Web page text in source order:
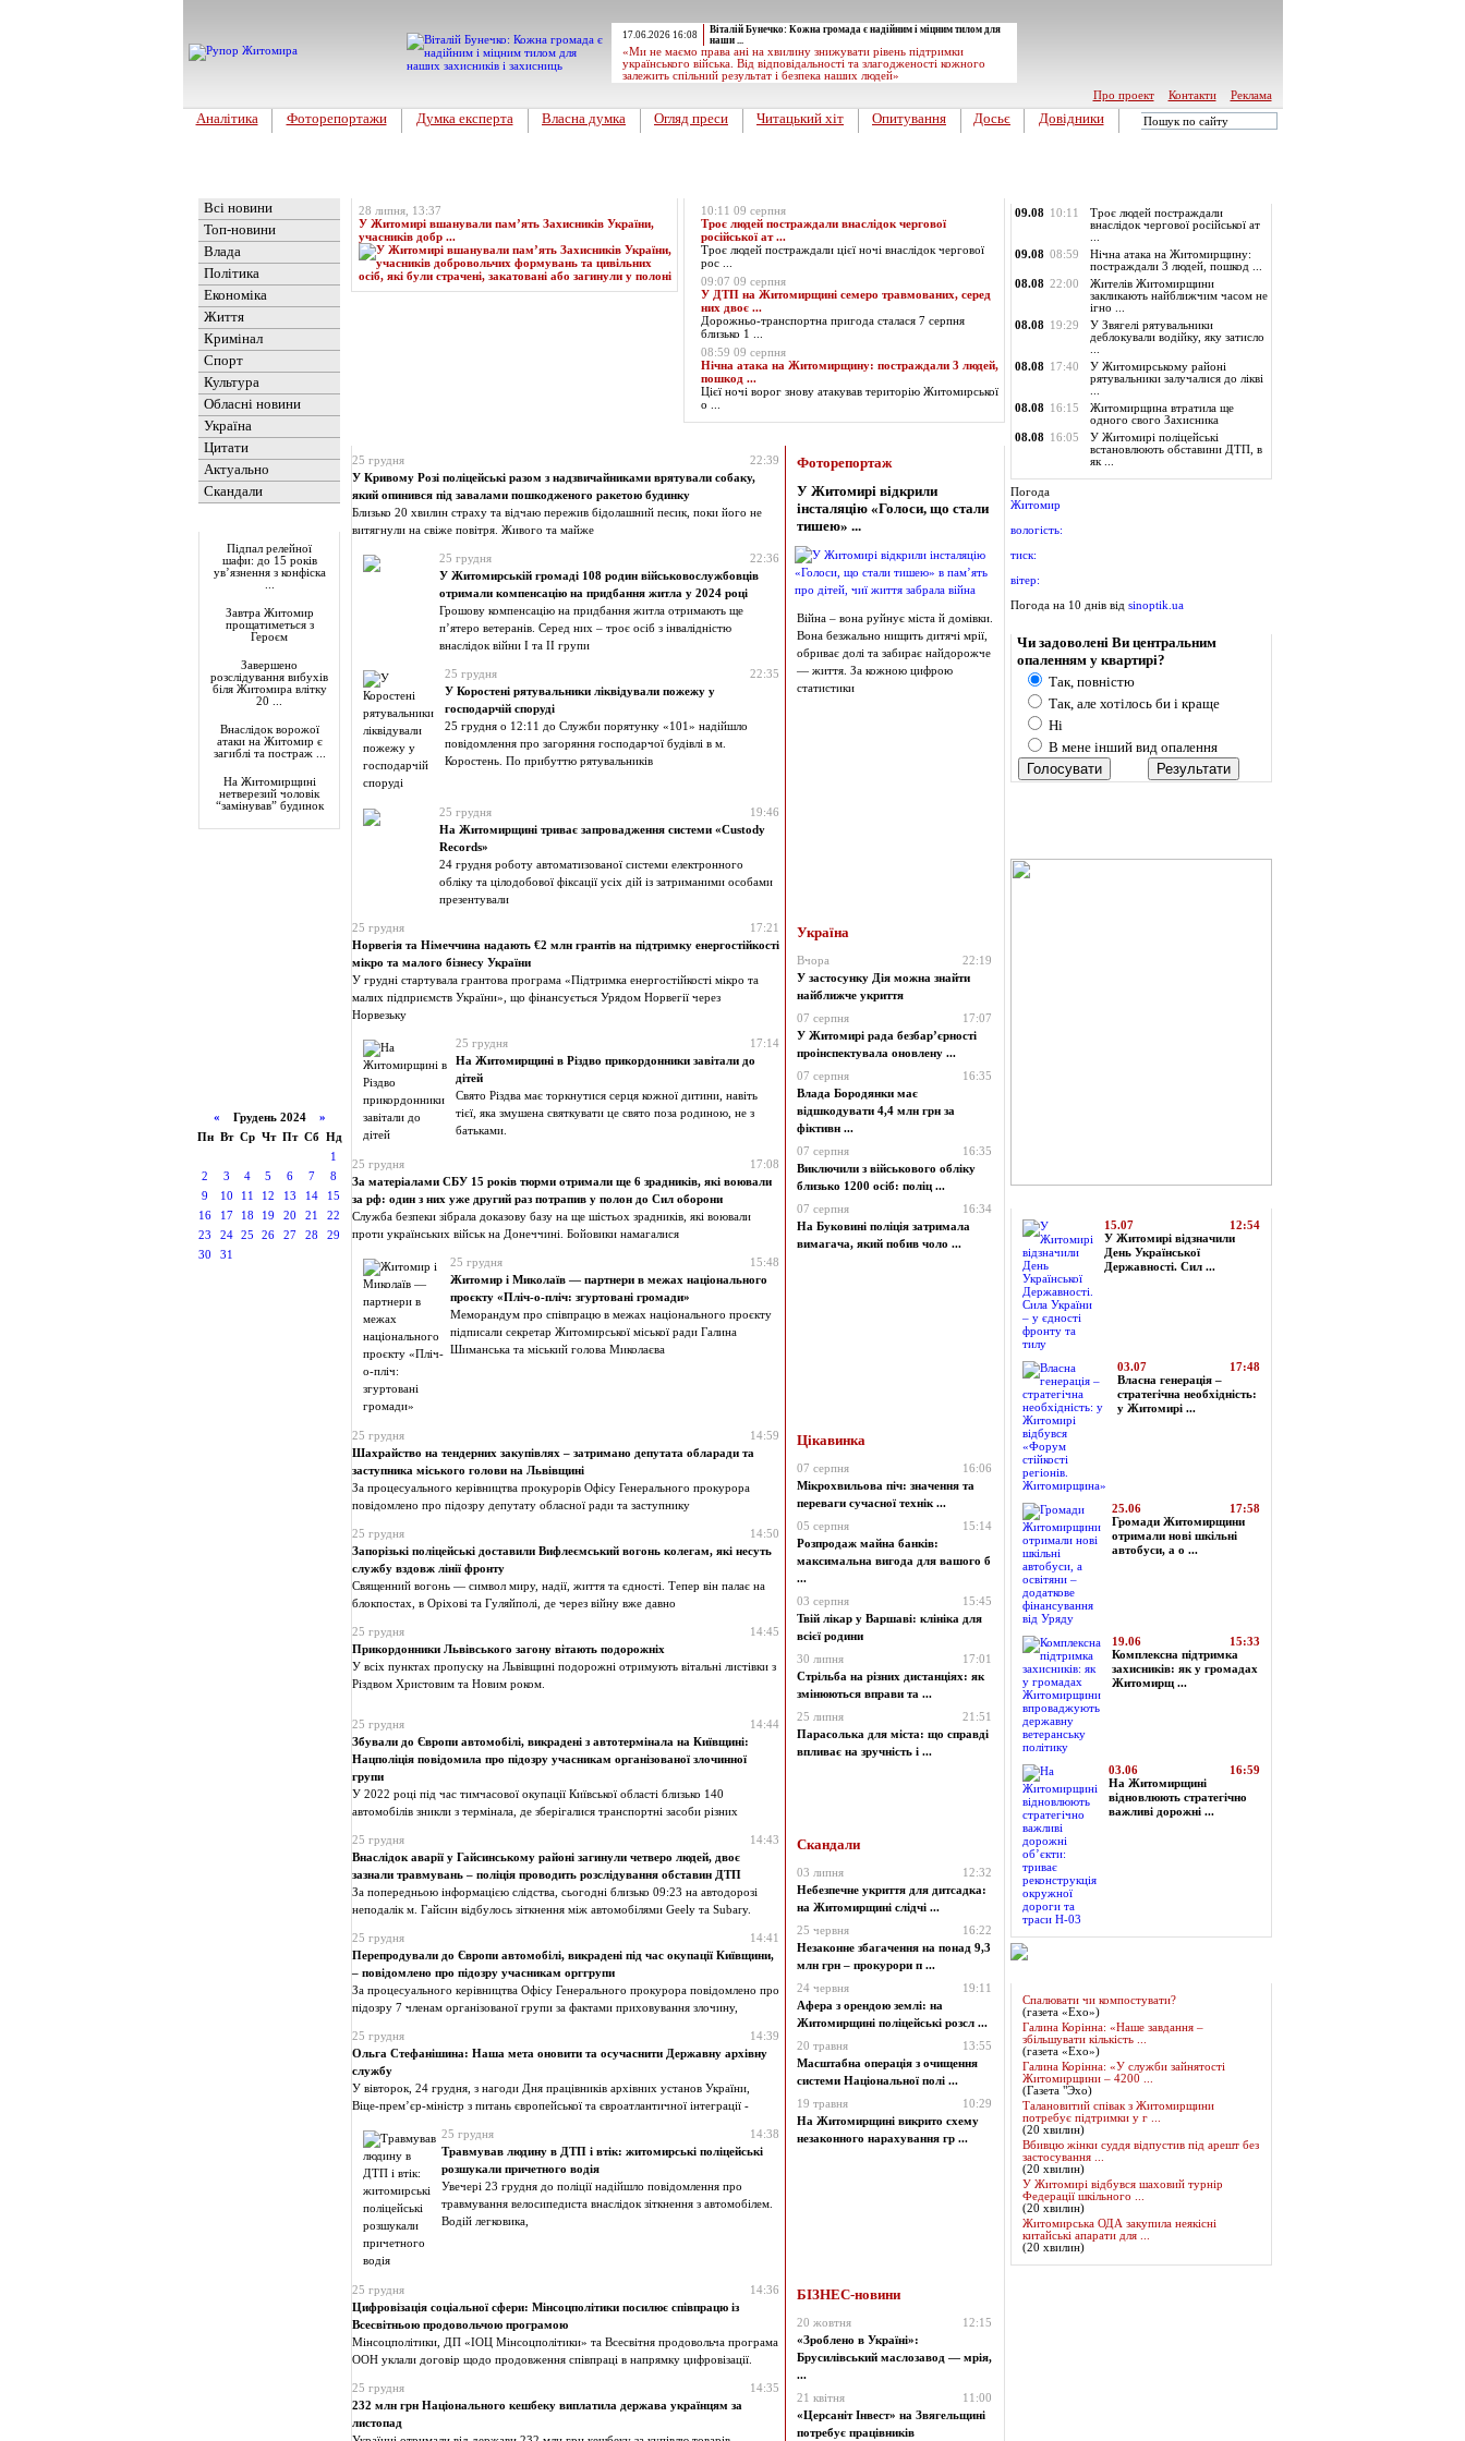
17.06.2026 16:08
Віталій Бунечко: Кожна громада є надійним і міцним тилом для
наши ...
«Ми не маємо права ані на хвилину знижувати рівень підтримки
українського війська. Від відповідальності та злагодженості кожного
залежить спільний результат і безпека наших людей»
Про проект
Контакти Реклама
Аналітика Фоторепортажи Думка експерта Власна думка Огляд преси Читацький хіт Опитування Досьє Довідники
Всі новини
Топ-новини
Влада
Політика
Економіка
Життя
Кримінал
Спорт
Культура
Обласні новини
Україна
Цитати
Актуально
Скандали
Підпал релейної
шафи: до 15 років
ув’язнення з конфіска
Завтра Житомир
прощатиметься з
Героєм
Завершено
розслідування вибухів
біля Житомира влітку
20 ...
Внаслідок ворожої
атаки на Житомир є
загиблі та постраж ...
На Житомирщині
нетверезий чоловік
“замінував” будинок
« Грудень 2024 »
Пн Вт Ср Чт Пт Сб Нд
1
2
3 4 5 6 7
8
9
10 11 12 13 14
15
16
17 18 19 20 21
22
23
24 25 26 27 28
29
30
31
28 липня, 13:37
У Житомирі вшанували пам’ять Захисників України,
учасників добр ...
10:11 09 серпня
Троє людей постраждали внаслідок чергової
російської ат ...
Троє людей постраждали цієї ночі внаслідок чергової
рос ...
09:07 09 серпня
У ДТП на Житомирщині семеро травмованих, серед
них двоє ...
Дорожньо-транспортна пригода сталася 7 серпня
близько 1 ...
08:59 09 серпня
Нічна атака на Житомирщину: постраждали 3 людей,
пошкод ...
Цієї ночі ворог знову атакував територію Житомирської
о ...
25 грудня
22:39
У Кривому Розі поліцейські разом з надзвичайниками врятували собаку,
який опинився під завалами пошкодженого ракетою будинку
Близько 20 хвилин страху та відчаю пережив бідолашний песик, поки його не
витягнули на свіже повітря. Живого та майже
Фоторепортаж
У Житомирі відкрили
інсталяцію «Голоси, що стали
тишею» ...
Війна – вона руйнує міста й домівки.
Вона безжально нищить дитячі мрії,
обриває долі та забирає найдорожче
— життя. За кожною цифрою
статистики
25 грудня
22:36
У Житомирській громаді 108 родин військовослужбовців
отримали компенсацію на придбання житла у 2024 році
Грошову компенсацію на придбання житла отримають ще
п’ятеро ветеранів. Серед них – троє осіб з інвалідністю
внаслідок війни І та ІІ групи
25 грудня
22:35
У Коростені рятувальники ліквідували пожежу у
господарчій споруді
25 грудня о 12:11 до Служби порятунку «101» надійшло
повідомлення про загоряння господарчої будівлі в м.
Коростень. По прибуттю рятувальників
25 грудня
19:46
На Житомирщині триває запровадження системи «Custody
Records»
24 грудня роботу автоматизованої системи електронного
обліку та цілодобової фіксації усіх дій із затриманими особами
презентували
25 грудня
17:21
Норвегія та Німеччина надають €2 млн грантів на підтримку енергостійкості
мікро та малого бізнесу України
У грудні стартувала грантова програма «Підтримка енергостійкості мікро та
малих підприємств України», що фінансується Урядом Норвегії через
Норвезьку
Україна
Вчора
22:19
У застосунку Дія можна знайти
найближче укриття
07 серпня
17:07
У Житомирі рада безбар’єрності
проінспектувала оновлену ...
07 серпня
16:35
Влада Бородянки має
відшкодувати 4,4 млн грн за
фіктивн ...
07 серпня
16:35
Виключили з військового обліку
близько 1200 осіб: поліц ...
07 серпня
16:34
На Буковині поліція затримала
вимагача, який побив чоло ...
25 грудня
17:14
На Житомирщині в Різдво прикордонники завітали до
дітей
Свято Різдва має торкнутися серця кожної дитини, навіть
тієї, яка змушена святкувати це свято поза родиною, не з
батьками.
25 грудня
17:08
За матеріалами СБУ 15 років тюрми отримали ще 6 зрадників, які воювали
за рф: один з них уже другий раз потрапив у полон до Сил оборони
Служба безпеки зібрала доказову базу на ще шістьох зрадників, які воювали
проти українських військ на Донеччині. Бойовики намагалися
25 грудня
15:48
Житомир і Миколаїв — партнери в межах національного
проєкту «Пліч-о-пліч: згуртовані громади»
Меморандум про співпрацю в межах національного проєкту
підписали секретар Житомирської міської ради Галина
Шиманська та міський голова Миколаєва
25 грудня
14:59
Шахрайство на тендерних закупівлях – затримано депутата обларади та
заступника міського голови на Львівщині
За процесуального керівництва прокурорів Офісу Генерального прокурора
повідомлено про підозру депутату обласної ради та заступнику
Цікавинка
07 серпня
16:06
Мікрохвильова піч: значення та
переваги сучасної технік ...
05 серпня
15:14
Розпродаж майна банків:
максимальна вигода для вашого б
...
03 серпня
15:45
Твій лікар у Варшаві: клініка для
всієї родини
30 липня
17:01
Стрільба на різних дистанціях: як
змінюються вправи та ...
25 липня
21:51
Парасолька для міста: що справді
впливає на зручність і ...
25 грудня
14:50
Запорізькі поліцейські доставили Вифлеємський вогонь колегам, які несуть
службу вздовж лінії фронту
Священний вогонь — символ миру, надії, життя та єдності. Тепер він палає на
блокпостах, в Оріхові та Гуляйполі, де через війну вже давно
25 грудня
14:45
Прикордонники Львівського загону вітають подорожніх
У всіх пунктах пропуску на Львівщині подорожні отримують вітальні листівки з
Різдвом Христовим та Новим роком.
25 грудня
14:44
Збували до Європи автомобілі, викрадені з автотермінала на Київщині:
Нацполіція повідомила про підозру учасникам організованої злочинної
групи
У 2022 році під час тимчасової окупації Київської області близько 140
автомобілів зникли з термінала, де зберігалися транспортні засоби різних
25 грудня
14:43
Внаслідок аварії у Гайсинському районі загинули четверо людей, двоє
зазнали травмувань – поліція проводить розслідування обставин ДТП
За попередньою інформацією слідства, сьогодні близько 09:23 на автодорозі
неподалік м. Гайсин відбулось зіткнення між автомобілями Geely та Subary.
Скандали
03 липня
12:32
Небезпечне укриття для дитсадка:
на Житомирщині слідчі ...
25 червня
16:22
Незаконне збагачення на понад 9,3
млн грн – прокурори п ...
24 червня
19:11
Афера з орендою землі: на
Житомирщині поліцейські розсл ...
20 травня
13:55
Масштабна операція з очищення
системи Національної полі ...
19 травня
10:29
На Житомирщині викрито схему
незаконного нарахування гр ...
25 грудня
14:41
Перепродували до Європи автомобілі, викрадені під час окупації Київщини,
– повідомлено про підозру учасникам орггрупи
За процесуального керівництва Офісу Генерального прокурора повідомлено про
підозру 7 членам організованої групи за фактами приховування злочину,
25 грудня
14:39
Ольга Стефанішина: Наша мета оновити та осучаснити Державну архівну
службу
У вівторок, 24 грудня, з нагоди Дня працівників архівних установ України,
Віце-прем’єр-міністр з питань європейської та євроатлантичної інтеграції -
25 грудня
14:38
Травмував людину в ДТП і втік: житомирські поліцейські
розшукали причетного водія
Увечері 23 грудня до поліції надійшло повідомлення про
травмування велосипедиста внаслідок зіткнення з автомобілем.
Водій легковика,
25 грудня
14:36
Цифровізація соціальної сфери: Мінсоцполітики посилює співпрацю із
Всесвітньою продовольчою програмою
Мінсоцполітики, ДП «ІОЦ Мінсоцполітики» та Всесвітня продовольча програма
ООН уклали договір щодо продовження співпраці в напрямку цифровізації.
БІЗНЕС-новини
20 жовтня
12:15
«Зроблено в Україні»:
Брусилівський маслозавод — мрія,
...
21 квітня
11:00
«Церсаніт Інвест» на Звягельщині
потребує працівників
25 грудня
14:35
232 млн грн Національного кешбеку виплатила держава українцям за
листопад
09.08 10:11
Троє людей постраждали
внаслідок чергової російської ат
09.08 08:59
Нічна атака на Житомирщину:
постраждали 3 людей, пошкод ...
08.08 22:00
Жителів Житомирщини
закликають найближчим часом не
ігно ...
08.08 19:29
У Звягелі рятувальники
деблокували водійку, яку затисло
08.08 17:40
У Житомирському районі
рятувальники залучалися до лікві
08.08 16:15
Житомирщина втратила ще
одного свого Захисника
08.08 16:05
У Житомирі поліцейські
встановлюють обставини ДТП, в
як ...
Погода
Житомир
вологість:
тиск:
вітер:
Погода на 10 днів від sinoptik.ua
Чи задоволені Ви центральним
опаленням у квартирі?
Так, повністю
Так, але хотілось би і краще
Ні
В мене інший вид опалення
15.07
12:54
У Житомирі відзначили
День Української
Державності. Сил ...
03.07
17:48
Власна генерація –
стратегічна необхідність:
у Житомирі ...
25.06
17:58
Громади Житомирщини
отримали нові шкільні
автобуси, а о ...
19.06
15:33
Комплексна підтримка
захисників: як у громадах
Житомирщ ...
03.06
16:59
На Житомирщині
відновлюють стратегічно
важливі дорожні ...
Спалювати чи компостувати?
(газета «Ехо»)
Галина Корінна: «Наше завдання –
збільшувати кількість ...
(газета «Ехо»)
Галина Корінна: «У служби зайнятості
Житомирщини – 4200 ...
(Газета "Эхо)
Талановитий співак з Житомирщини
потребує підтримки у г ...
(20 хвилин)
Вбивцю жінки суддя відпустив під арешт без
застосування ...
(20 хвилин)
У Житомирі відбувся шаховий турнір
Федерації шкільного ...
(20 хвилин)
Житомирська ОДА закупила неякісні
китайські апарати для ...
(20 хвилин)